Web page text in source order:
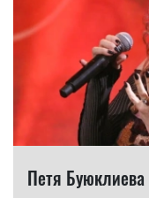
Петя